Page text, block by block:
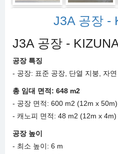
J3A 공장 -
J3A 공장 -
공장 특징
- 공장: 표준 공장, 단열 지붕, 자
총 임대 면적 : 648 m2
- 공장 면적: 600 m2 (12m x 50m)
- 캐노피 면적: 48 m2 (12m x 4m)
공장 높이
- 최소 높이: 6 m